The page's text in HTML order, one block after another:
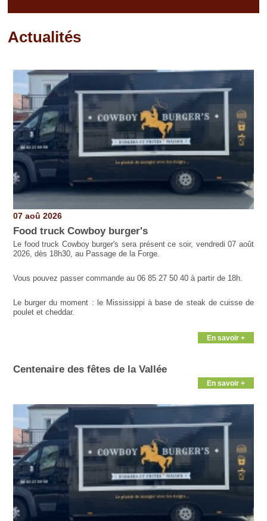
Actualités
07 aoû 2026
Food truck Cowboy burger's
Le food truck Cowboy burger's sera présent ce soir, vendredi 07 août
2026, dès 18h30, au Passage de la Forge.
Vous pouvez passer commande au 06 85 27 50 40 à partir de 18h.
Le burger du moment : le Mississippi à base de steak de cuisse de
poulet et cheddar.
En savoir +
Centenaire des fêtes de la Vallée
En savoir +
Pages